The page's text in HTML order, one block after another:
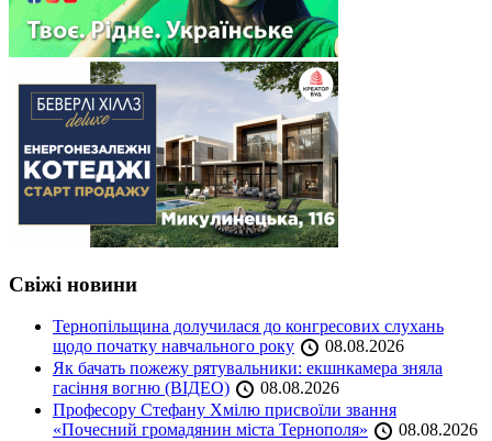
Свіжі новини
Тернопільщина долучилася до конгресових слухань
щодо початку навчального року
08.08.2026
Як бачать пожежу рятувальники: екшнкамера зняла
гасіння вогню (ВІДЕО)
08.08.2026
Професору Стефану Хмілю присвоїли звання
«Почесний громадянин міста Тернополя»
08.08.2026